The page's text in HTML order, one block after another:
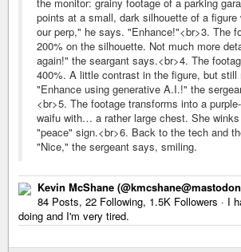
Kevin McShane
84 Posts, 22 Following, 1.5K Followers · I
doing and I'm very tired.